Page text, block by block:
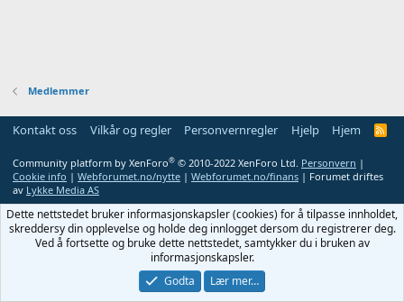
Medlemmer
Kontakt oss Vilkår og regler Personvernregler Hjelp Hjem
R
Community platform by XenForo® © 2010-2022 XenForo Ltd. Personvern |
Cookie info | Webforumet.no/nytte | Webforumet.no/finans | Forumet driftes
av Lykke Media AS
Dette nettstedet bruker informasjonskapsler (cookies) for å tilpasse innholdet,
skreddersy din opplevelse og holde deg innlogget dersom du registrerer deg.
Ved å fortsette og bruke dette nettstedet, samtykker du i bruken av
informasjonskapsler.
Godta
Lær mer…